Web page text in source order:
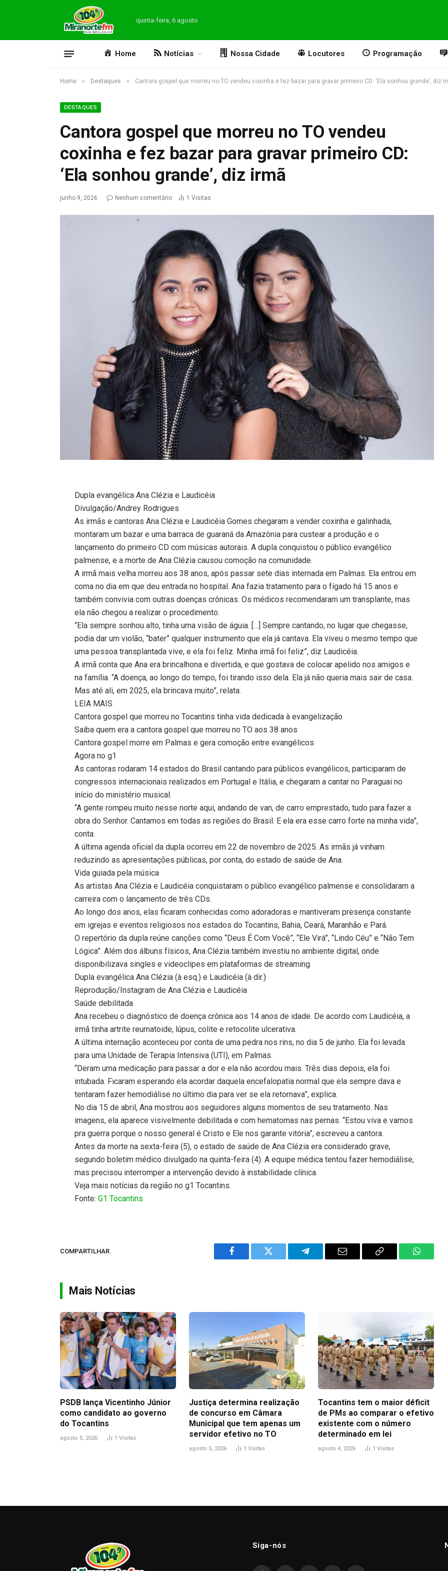
quinta-feira, 6 agosto
Home Notícias Nossa Cidade Locutores Programação
Home » Destaques » Cantora gospel que morreu no TO vendeu coxinha e fez bazar para gravar primeiro CD: ‘Ela sonhou grande’, diz
DESTAQUES
Cantora gospel que morreu no TO vendeu
coxinha e fez bazar para gravar primeiro CD:
‘Ela sonhou grande’, diz irmã
junho 9, 2026 Nenhum comentário 1 Visitas
Dupla evangélica Ana Clézia e Laudicéia
Divulgação/Andrey Rodrigues
As irmãs e cantoras Ana Clézia e Laudicéia Gomes chegaram a vender coxinha e galinhada,
montaram um bazar e uma barraca de guaraná da Amazônia para custear a produção e o
lançamento do primeiro CD com músicas autorais. A dupla conquistou o público evangélico
palmense, e a morte de Ana Clézia causou comoção na comunidade.
A irmã mais velha morreu aos 38 anos, após passar sete dias internada em Palmas. Ela entrou em
coma no dia em que deu entrada no hospital. Ana fazia tratamento para o fígado há 15 anos e
também convivia com outras doenças crônicas. Os médicos recomendaram um transplante, mas
ela não chegou a realizar o procedimento.
“Ela sempre sonhou alto, tinha uma visão de águia. […] Sempre cantando, no lugar que chegasse,
podia dar um violão, “bater” qualquer instrumento que ela já cantava. Ela viveu o mesmo tempo que
uma pessoa transplantada vive, e ela foi feliz. Minha irmã foi feliz”, diz Laudicéia.
A irmã conta que Ana era brincalhona e divertida, e que gostava de colocar apelido nos amigos e
na família. “A doença, ao longo do tempo, foi tirando isso dela. Ela já não queria mais sair de casa.
Mas até ali, em 2025, ela brincava muito”, relata.
LEIA MAIS
Cantora gospel que morreu no Tocantins tinha vida dedicada à evangelização
Saiba quem era a cantora gospel que morreu no TO aos 38 anos
Cantora gospel morre em Palmas e gera comoção entre evangélicos
Agora no g1
As cantoras rodaram 14 estados do Brasil cantando para públicos evangélicos, participaram de
congressos internacionais realizados em Portugal e Itália, e chegaram a cantar no Paraguai no
início do ministério musical.
“A gente rompeu muito nesse norte aqui, andando de van, de carro emprestado, tudo para fazer a
obra do Senhor. Cantamos em todas as regiões do Brasil. E ela era esse carro forte na minha vida”,
conta.
A última agenda oficial da dupla ocorreu em 22 de novembro de 2025. As irmãs já vinham
reduzindo as apresentações públicas, por conta, do estado de saúde de Ana.
Vida guiada pela música
As artistas Ana Clézia e Laudicéia conquistaram o público evangélico palmense e consolidaram a
carreira com o lançamento de três CDs.
Ao longo dos anos, elas ficaram conhecidas como adoradoras e mantiveram presença constante
em igrejas e eventos religiosos nos estados do Tocantins, Bahia, Ceará, Maranhão e Pará.
O repertório da dupla reúne canções como “Deus É Com Você”, “Ele Virá”, “Lindo Céu” e “Não Tem
Lógica”. Além dos álbuns físicos, Ana Clézia também investiu no ambiente digital, onde
disponibilizava singles e videoclipes em plataformas de streaming.
Dupla evangélica Ana Clézia (à esq.) e Laudicéia (à dir.)
Reprodução/Instagram de Ana Clézia e Laudicéia
Saúde debilitada
Ana recebeu o diagnóstico de doença crônica aos 14 anos de idade. De acordo com Laudicéia, a
irmã tinha artrite reumatoide, lúpus, colite e retocolite ulcerativa.
A última internação aconteceu por conta de uma pedra nos rins, no dia 5 de junho. Ela foi levada
para uma Unidade de Terapia Intensiva (UTI), em Palmas.
“Deram uma medicação para passar a dor e ela não acordou mais. Três dias depois, ela foi
intubada. Ficaram esperando ela acordar daquela encefalopatia normal que ela sempre dava e
tentaram fazer hemodiálise no último dia para ver se ela retornava”, explica.
No dia 15 de abril, Ana mostrou aos seguidores alguns momentos de seu tratamento. Nas
imagens, ela aparece visivelmente debilitada e com hematomas nas pernas. “Estou viva e vamos
pra guerra porque o nosso general é Cristo e Ele nos garante vitória”, escreveu a cantora.
Antes da morte na sexta-feira (5), o estado de saúde de Ana Clézia era considerado grave,
segundo boletim médico divulgado na quinta-feira (4). A equipe médica tentou fazer hemodiálise,
mas precisou interromper a intervenção devido à instabilidade clínica.
Veja mais notícias da região no g1 Tocantins.
Fonte:G1 Tocantins
COMPARTILHAR.
Facebook Twitter Telegram Email
Copy
Mais Notícias
PSDB lança Vicentinho Júnior
como candidato ao governo
do Tocantins
agosto 5, 2026 1 Visitas
Justiça determina realização
de concurso em Câmara
Municipal que tem apenas um
servidor efetivo no TO
agosto 5, 2026 1 Visitas
Tocantins tem o maior déficit
de PMs ao comparar o efetivo
existente com o número
determinado em lei
agosto 4, 2026 1 Visitas
Siga-nós